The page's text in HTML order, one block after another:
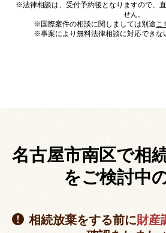
※法律相談は、受付予約後となりますので、
せん。
※国際案件の相談に関しましては別途こ
※事案により無料法律相談に対応できな
名古屋市南区で相
をご検討中
相続放棄をする前に財産